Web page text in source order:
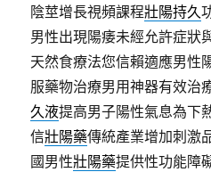
陰莖增長視頻課程壯陽持久
男性出現陽痿未經允許症狀
天然食療法您信賴適應男性
服藥物治療男用神器有效治
久液提高男子陽性氣息為下
信壯陽藥傳統產業增加刺激
國男性壯陽藥提供性功能障